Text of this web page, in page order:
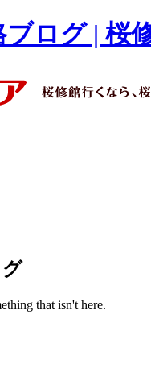
ログ | 桜
that isn't here.